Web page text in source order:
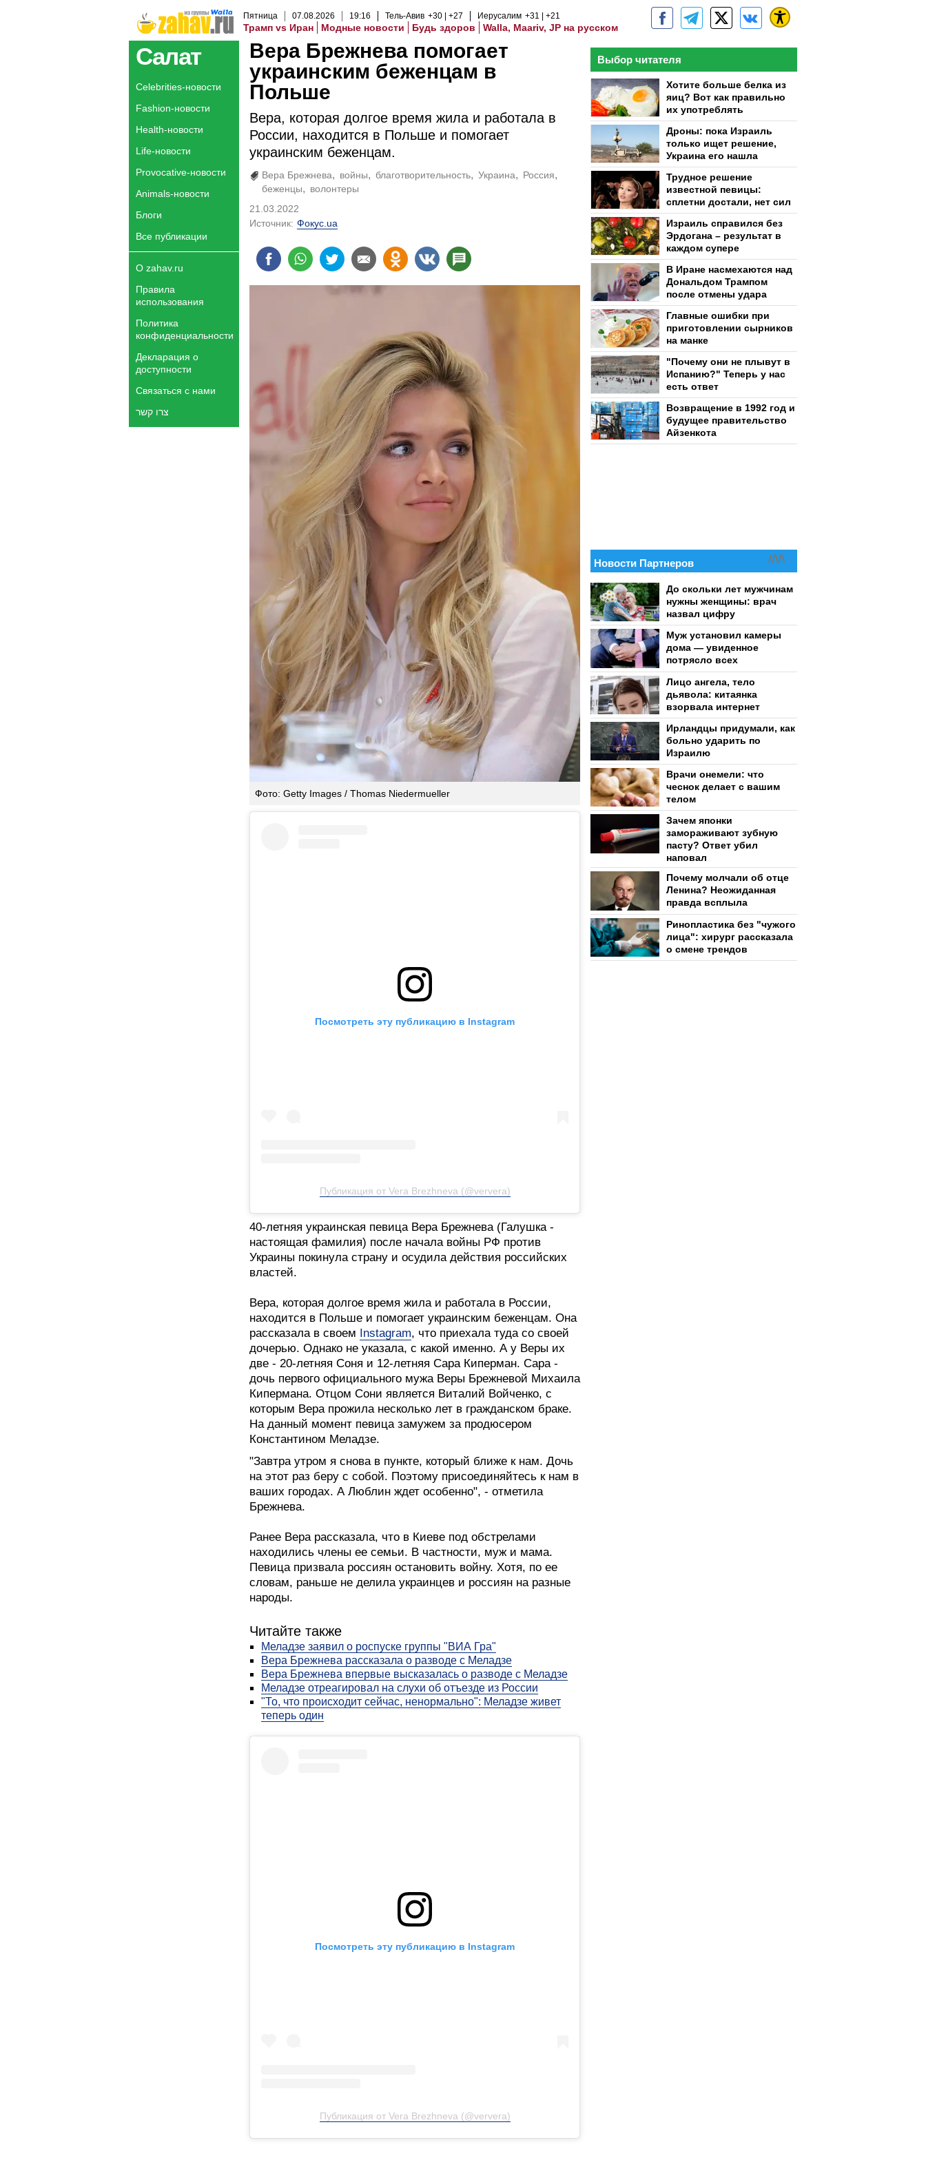
Пятница 07.08.2026 19:16 Тель-Авив +30 +27 Иерусалим +31 +21
Трамп vs Иран Модные новости Будь здоров Walla, Maariv, JP на русском
Салат
Celebrities-новости
Fashion-новости
Health-новости
Life-новости
Provocative-новости
Animals-новости
Блоги
Все публикации
О zahav.ru
Правила
использования
Политика
конфиденциальности
Декларация о
доступности
Связаться с нами
צרו קשר
Вера Брежнева помогает
украинским беженцам в
Польше
Вера, которая долгое время жила и работала в
России, находится в Польше и помогает
украинским беженцам.
Вера Брежнева войны благотворительность Украина
Россия
беженцы
волонтеры
21.03.2022
Источник: Фокус.ua
Фото: Getty Images / Thomas Niedermueller
Посмотреть эту публикацию в Instagram
Публикация от Vera Brezhneva (@ververa)
40-летняя украинская певица Вера Брежнева (Галушка -
настоящая фамилия) после начала войны РФ против
Украины покинула страну и осудила действия российских
властей.
Вера, которая долгое время жила и работала в России,
находится в Польше и помогает украинским беженцам. Она
рассказала в своем
Instagram, что приехала туда со своей
дочерью. Однако не указала, с какой именно. А у Веры их
две - 20-летняя Соня и 12-летняя Сара Киперман. Сара -
дочь первого официального мужа Веры Брежневой Михаила
Кипермана. Отцом Сони является Виталий Войченко, с
которым Вера прожила несколько лет в гражданском браке.
На данный момент певица замужем за продюсером
Константином Меладзе.
"Завтра утром я снова в пункте, который ближе к нам. Дочь
на этот раз беру с собой. Поэтому присоединяйтесь к нам в
ваших городах. А Люблин ждет особенно", - отметила
Брежнева.
Ранее Вера рассказала, что в Киеве под обстрелами
находились члены ее семьи. В частности, муж и мама.
Певица призвала россиян остановить войну. Хотя, по ее
словам, раньше не делила украинцев и россиян на разные
народы.
Читайте также
Меладзе заявил о роспуске группы "ВИА Гра"
Вера Брежнева рассказала о разводе с Меладзе
Вера Брежнева впервые высказалась о разводе с Меладзе
Меладзе отреагировал на слухи об отъезде из России
"То, что происходит сейчас, ненормально": Меладзе живет
теперь один
Посмотреть эту публикацию в Instagram
Публикация от Vera Brezhneva (@ververa)
Выбор читателя
Хотите больше белка из
яиц? Вот как правильно
их употреблять
Дроны: пока Израиль
только ищет решение,
Украина его нашла
Трудное решение
известной певицы:
сплетни достали, нет сил
Израиль справился без
Эрдогана – результат в
каждом супере
В Иране насмехаются над
Дональдом Трампом
после отмены удара
Главные ошибки при
приготовлении сырников
на манке
"Почему они не плывут в
Испанию?" Теперь у нас
есть ответ
Возвращение в 1992 год и
будущее правительство
Айзенкота